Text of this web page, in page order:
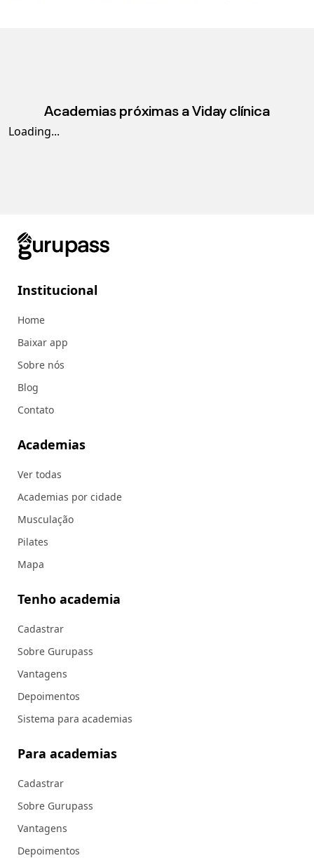
Academias próximas a Viday clínica
Loading...
Institucional
Home
Baixar app
Sobre nós
Blog
Contato
Academias
Ver todas
Academias por cidade
Musculação
Pilates
Mapa
Tenho academia
Cadastrar
Sobre Gurupass
Vantagens
Depoimentos
Sistema para academias
Para academias
Cadastrar
Sobre Gurupass
Vantagens
Depoimentos